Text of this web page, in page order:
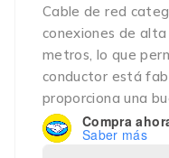
Cable de red
conexiones de
metros, lo que
conductor está
proporciona una
Compra
Saber más